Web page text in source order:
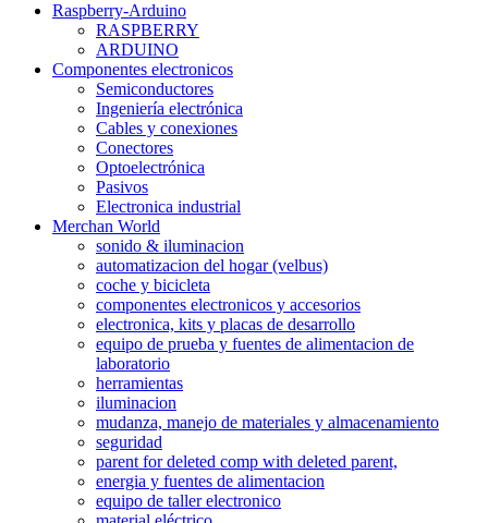
Raspberry-Arduino
RASPBERRY
ARDUINO
Componentes electronicos
Semiconductores
Ingeniería electrónica
Cables y conexiones
Conectores
Optoelectrónica
Pasivos
Electronica industrial
Merchan World
sonido & iluminacion
automatizacion del hogar (velbus)
coche y bicicleta
componentes electronicos y accesorios
electronica, kits y placas de desarrollo
equipo de prueba y fuentes de alimentacion de
laboratorio
herramientas
iluminacion
mudanza, manejo de materiales y almacenamiento
seguridad
parent for deleted comp with deleted parent,
energia y fuentes de alimentacion
equipo de taller electronico